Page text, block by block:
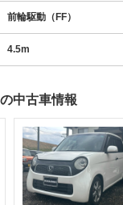
前輪駆動（FF）
4.5m
中古車情報